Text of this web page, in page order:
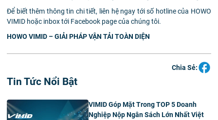
Để biết thêm thông tin chi tiết, liên hệ ngay tới số hotline của HOWO
VIMID hoặc inbox tới Facebook page của chúng tôi.
HOWO VIMID – GIẢI PHÁP VẬN TẢI TOÀN DIỆN
Chia Sẻ:
Tin Tức Nổi Bật
VIMID Góp Mặt Trong TOP 5 Doanh
Nghiệp Nộp Ngân Sách Lớn Nhất Việt